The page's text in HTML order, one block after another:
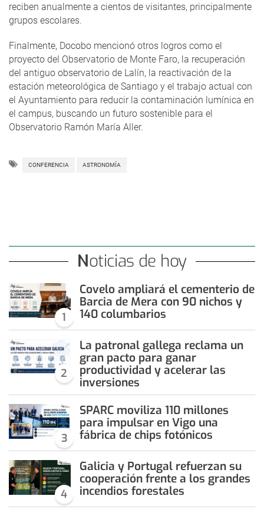
reciben anualmente a cientos de visitantes, principalmente
grupos escolares.
Finalmente, Docobo mencionó otros logros como el
proyecto del Observatorio de Monte Faro, la recuperación
del antiguo observatorio de Lalín, la reactivación de la
estación meteorológica de Santiago y el trabajo actual con
el Ayuntamiento para reducir la contaminación lumínica en
el campus, buscando un futuro sostenible para el
Observatorio Ramón María Aller.
CONFERENCIA ASTRONOMÍA
Noticias de hoy
1
Covelo ampliará el cementerio de
Barcia de Mera con 90 nichos y
140 columbarios
2
La patronal gallega reclama un
gran pacto para ganar
productividad y acelerar las
inversiones
3
SPARC moviliza 110 millones
para impulsar en Vigo una
fábrica de chips fotónicos
4
Galicia y Portugal refuerzan su
cooperación frente a los grandes
incendios forestales